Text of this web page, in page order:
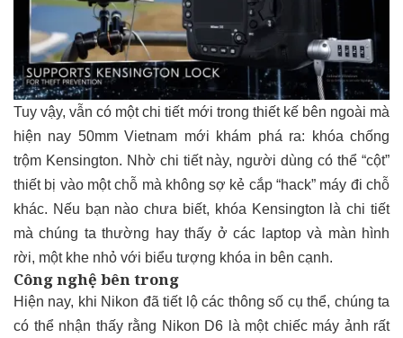
Tuy vậy, vẫn có một chi tiết mới trong thiết kế bên ngoài mà
hiện nay 50mm Vietnam mới khám phá ra: khóa chống
trộm Kensington. Nhờ chi tiết này, người dùng có thể “cột”
thiết bị vào một chỗ mà không sợ kẻ cắp “hack” máy đi chỗ
khác. Nếu bạn nào chưa biết, khóa Kensington là chi tiết
mà chúng ta thường hay thấy ở các laptop và màn hình
rời, một khe nhỏ với biểu tượng khóa in bên cạnh.
Công nghệ bên trong
Hiện nay, khi Nikon đã tiết lộ các thông số cụ thể, chúng ta
có thể nhận thấy rằng Nikon D6 là một chiếc máy ảnh rất